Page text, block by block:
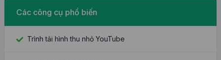
Các công cụ phổ biến
Trình tải hình thu nhỏ YouTube